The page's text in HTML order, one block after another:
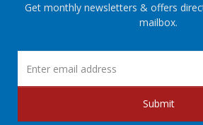
Get monthly newsletters & offers
mailbox.
Submit